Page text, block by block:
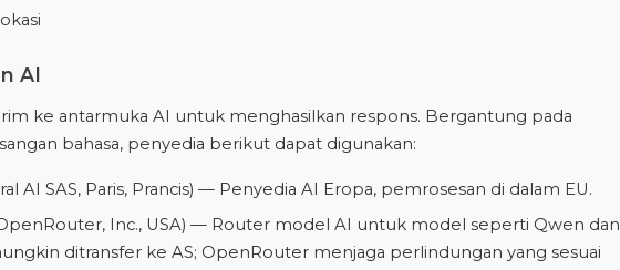
AI
ke antarmuka AI untuk menghasilkan respons. Bergantung pada
bahasa, penyedia berikut dapat digunakan:
AI SAS, Paris, Prancis) — Penyedia AI Eropa, pemrosesan di dalam EU.
Inc., USA) — Router model AI untuk model seperti Qwen dan
ditransfer ke AS; OpenRouter menjaga perlindungan yang sesuai